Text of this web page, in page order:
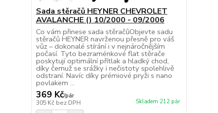
Sada stěračů HEYNER CHEVROLET
AVALANCHE () 10/2000 - 09/2006
Co vám přinese sada stěračůObjevte sadu
stěračů HEYNER navrženou přesně pro váš
vůz – dokonalé stírání i v nejnáročnějším
počasí. Tyto bezraménkové flat stěrače
poskytují optimální přítlak a hladký chod,
díky čemuž se srážky i nečistoty spolehlivě
odstraní. Navíc díky prémiové pryži s nano
povlakem ...
369 Kč/pár
305 Kč bez DPH Skladem 212 pár